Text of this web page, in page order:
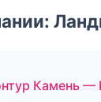
Камень